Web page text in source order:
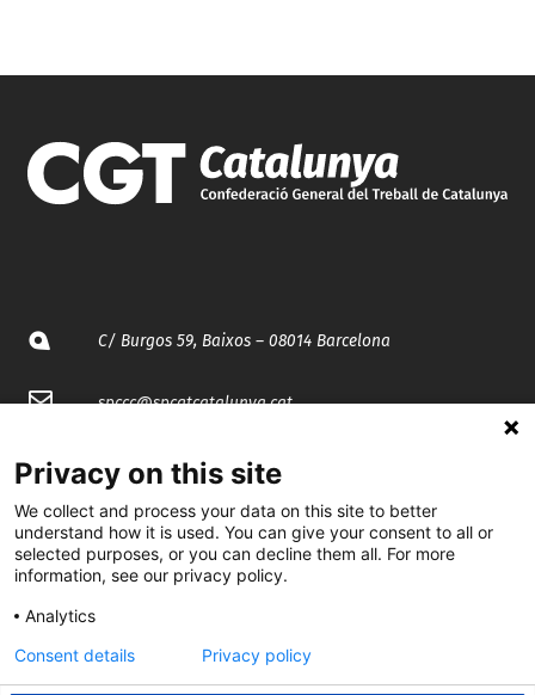
C/ Burgos 59, Baixos – 08014 Barcelona
spccc@spcgtcatalunya.cat
@CGTCatalunya
cgtcatalunya
CGTCatalunya
cgtcatalunya
Privacy on this site
We collect and process your data on this site to better
understand how it is used. You can give your consent to all or
selected purposes, or you can decline them all. For more
information, see our privacy policy.
Analytics
Consent details
Privacy policy